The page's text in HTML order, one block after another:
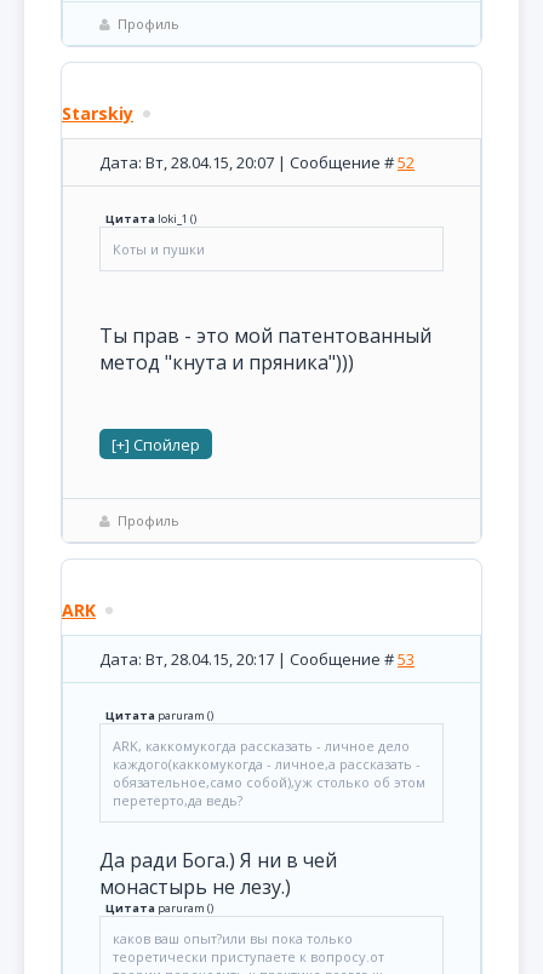
Профиль
Starskiy
Дата: Вт, 28.04.15, 20:07 | Сообщение #52
Цитата loki_1 ()
Коты и пушки
Ты прав - это мой патентованный
метод "кнута и пряника")))
Профиль
ARK
Дата: Вт, 28.04.15, 20:17 | Сообщение #53
Цитата paruram ()
ARK, каккомукогда рассказать - личное дело
каждого(каккомукогда - личное,а рассказать -
обязательное,само собой),уж столько об этом
перетерто,да ведь?
Да ради Бога.) Я ни в чей
монастырь не лезу.)
Цитата paruram ()
каков ваш опыт?или вы пока только
теоретически приступаете к вопросу.от